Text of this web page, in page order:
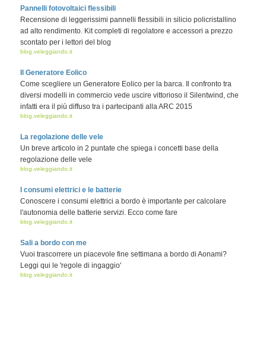
Pannelli fotovoltaici flessibili
Recensione di leggerissimi pannelli flessibili in silicio policristallino
ad alto rendimento. Kit completi di regolatore e accessori a prezzo
scontato per i lettori del blog
blog.veleggiando.it
Il Generatore Eolico
Come scegliere un Generatore Eolico per la barca. Il confronto tra
diversi modelli in commercio vede uscire vittorioso il Silentwind, che
infatti era il più diffuso tra i partecipanti alla ARC 2015
blog.veleggiando.it
La regolazione delle vele
Un breve articolo in 2 puntate che spiega i concetti base della
regolazione delle vele
blog.veleggiando.it
I consumi elettrici e le batterie
Conoscere i consumi elettrici a bordo è importante per calcolare
l'autonomia delle batterie servizi. Ecco come fare
blog.veleggiando.it
Sali a bordo con me
Vuoi trascorrere un piacevole fine settimana a bordo di Aonami?
Leggi qui le 'regole di ingaggio'
blog.veleggiando.it